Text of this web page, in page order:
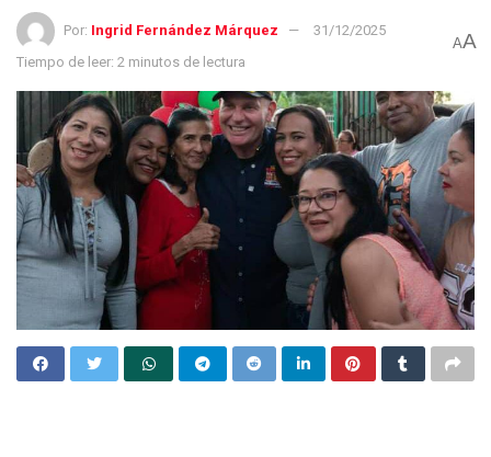
Por: Ingrid Fernández Márquez
31/12/2025
Tiempo de leer: 2 minutos de lectura
AA